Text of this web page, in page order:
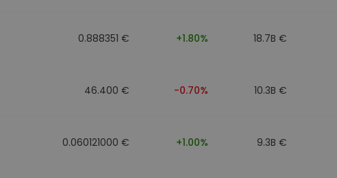
0.888351 € +1.80% 18.7B €
46.400 € -0.70% 10.3B €
0.060121000 € +1.00% 9.3B €